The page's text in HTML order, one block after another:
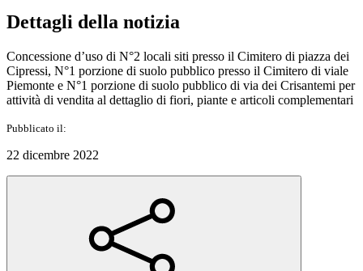
Dettagli della notizia
Concessione d’uso di N°2 locali siti presso il Cimitero di piazza dei
Cipressi, N°1 porzione di suolo pubblico presso il Cimitero di viale
Piemonte e N°1 porzione di suolo pubblico di via dei Crisantemi per
attività di vendita al dettaglio di fiori, piante e articoli complementari
Pubblicato il:
22 dicembre 2022